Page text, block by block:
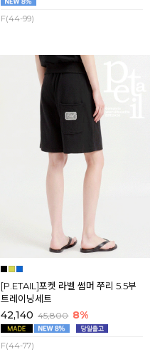
F(44-99)
[P.ETAIL]포켓 라벨 썸머 쭈리 5.5부
트레이닝세트
42,140 45,800 8%
F(44-77)